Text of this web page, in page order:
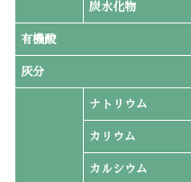
炭水化物
有機酸
灰分
ナトリウム
カリウム
カルシウム